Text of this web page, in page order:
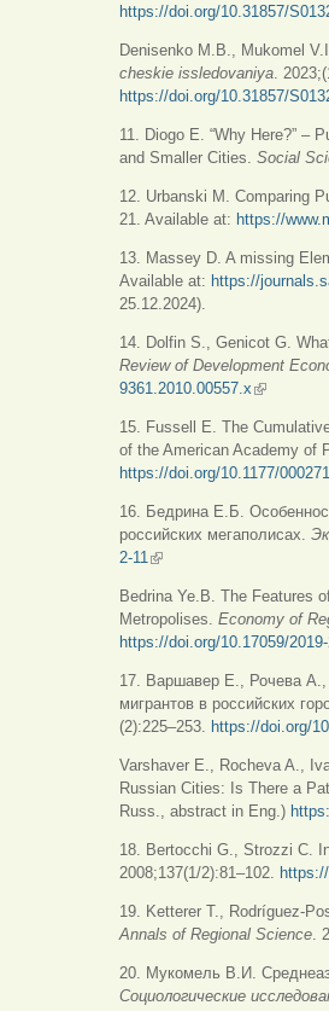
https://doi.org/10.31857/
Denisenko M.B., Mukomel
cheskie issledovaniya.
https://doi.org/10.31857/
11. Diogo E. “Why Here?” –
and Smaller Cities. Social
12. Urbanski M. Comparing
21. Available at: https://
13. Massey D. A missing
Available at: https://
25.12.2024).
14. Dolfin S., Genicot G.
Review of Development
9361.2010.00557.x (внешняя
15. Fussell E. The
of the American Academy of
https://doi.org/10.1177/
16. Бедрина Е.Б.
российских мегаполисах.
2-11(внешняя ссылка)
Bedrina Ye.B. The Features
Metropolises. Economy of
https://doi.org/10.17059/
17. Варшавер Е., Рочева А.,
мигрантов в российских
(2):225–253. https://doi.org/
Varshaver E., Rocheva A.,
Russian Cities: Is There a
Russ., abstract in Eng.)
18. Bertocchi G., Strozzi C.
2008;137(1/2):81–102.
19. Ketterer T., Rodríguez-
Annals of Regional Science.
20. Мукомель В.И.
Социологические